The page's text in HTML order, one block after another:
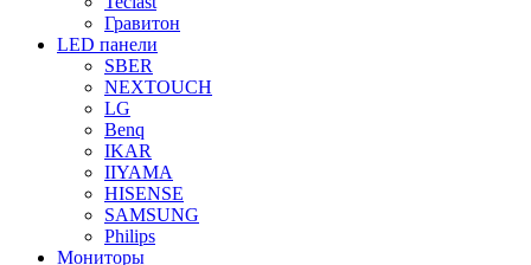
Гравитон
LED панели
SBER
NEXTOUCH
LG
Benq
IKAR
IIYAMA
HISENSE
SAMSUNG
Philips
Мониторы